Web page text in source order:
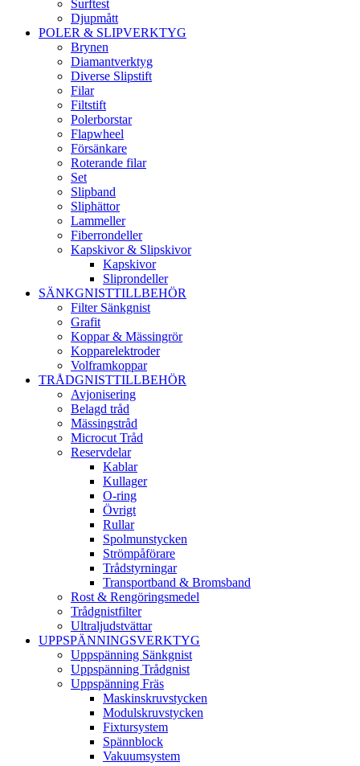
Surftest
Djupmått
POLER & SLIPVERKTYG
Brynen
Diamantverktyg
Diverse Slipstift
Filar
Filtstift
Polerborstar
Flapwheel
Försänkare
Roterande filar
Set
Slipband
Sliphättor
Lammeller
Fiberrondeller
Kapskivor & Slipskivor
Kapskivor
Sliprondeller
SÄNKGNISTTILLBEHÖR
Filter Sänkgnist
Grafit
Koppar & Mässingrör
Kopparelektroder
Volframkoppar
TRÅDGNISTTILLBEHÖR
Avjonisering
Belagd tråd
Mässingstråd
Microcut Tråd
Reservdelar
Kablar
Kullager
O-ring
Övrigt
Rullar
Spolmunstycken
Strömpåförare
Trådstyrningar
Transportband & Bromsband
Rost & Rengöringsmedel
Trådgnistfilter
Ultraljudstvättar
UPPSPÄNNINGSVERKTYG
Uppspänning Sänkgnist
Uppspänning Trådgnist
Uppspänning Fräs
Maskinskruvstycken
Modulskruvstycken
Fixtursystem
Spännblock
Vakuumsystem